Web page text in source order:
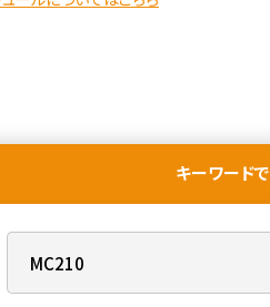
キーワード